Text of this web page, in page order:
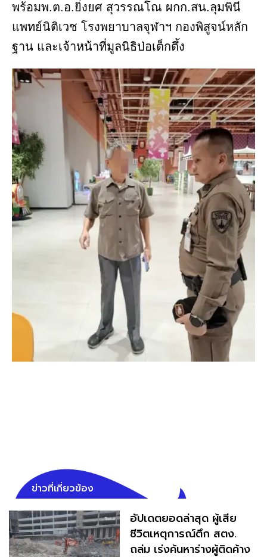
พร้อมพ.ต.อ.ยิ่งยศ สุวรรณโณ ผกก.สน.ลุมพินี
แพทย์นิติเวช โรงพยาบาลจุฬาฯ กองพิสูจน์หลัก
ฐาน และเจ้าหน้าที่มูลนิธิป่อเต็กตึ้ง
ข่าวที่เกี่ยวข้อง
อัปเดตยอดล่าสุด ผู้เสีย
ชีวิตเหตุการณ์ตึก สตง.
ถล่ม เร่งค้นหาร่างผู้ติดค้าง